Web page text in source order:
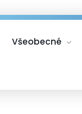
Všeobecné